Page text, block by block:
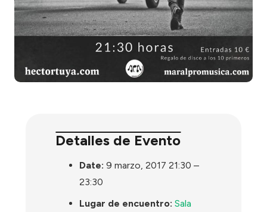
Detalles de Evento
Date: 9 marzo, 2017 21:30 –
23:30
Lugar de encuentro: Sala